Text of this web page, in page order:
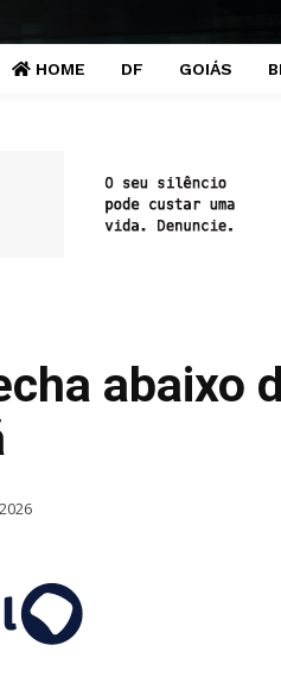
HOME DF GOIÁS
abaixo